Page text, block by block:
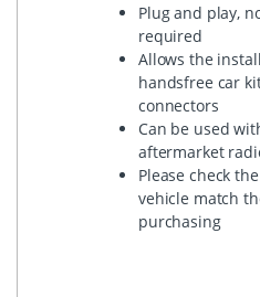
Plug and play,
required
Allows the
handsfree car
connectors
Can be used
aftermarket
Please check
vehicle match
purchasing